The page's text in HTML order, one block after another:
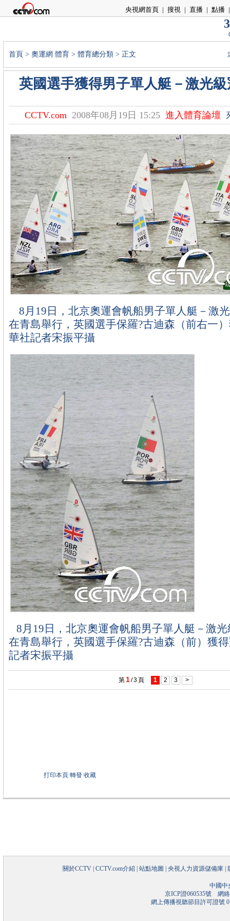
央視網首頁 | 搜視 | 直播 | 點播 |
首頁 > 奧運網 體育 > 體育總分類 > 正文
英國選手獲得男子單人艇－激光
CCTV.com 2008年08月19日 15:25 進入體育論壇
8月19日，北京奧運會帆船男子單人艇－激
在青島舉行，英國選手保羅?古迪森（前右一
華社記者宋振平攝
8月19日，北京奧運會帆船男子單人艇－激
在青島舉行，英國選手保羅?古迪森（前）獲
記者宋振平攝
第 1/3頁 1 2 3 >
打印本頁 轉發 收藏
關於CCTV CCTV.com介紹 站點地圖 央視人力資源儲備庫
中國中
京ICP證060535號網絡
網上傳播視聽節目許可證號